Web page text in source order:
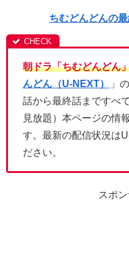
ちむどんどんの
朝ドラ「ちむどんどん
んどん（U-NEXT）
」
話から最終話まですべ
見放題）本ページの情
す。最新の配信状況は
ださい。
スポ